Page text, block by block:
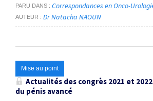
RECHERCHER
PARU DANS Correspondances en Onco-
AUTEUR Dr Natacha NAOUN
Mise au point
Actualités des congrès 2021 et
du pénis avancé